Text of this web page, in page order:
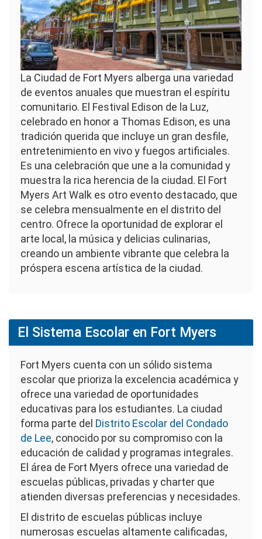
La Ciudad de Fort Myers alberga una variedad
de eventos anuales que muestran el espíritu
comunitario. El Festival Edison de la Luz,
celebrado en honor a Thomas Edison, es una
tradición querida que incluye un gran desfile,
entretenimiento en vivo y fuegos artificiales.
Es una celebración que une a la comunidad y
muestra la rica herencia de la ciudad. El Fort
Myers Art Walk es otro evento destacado, que
se celebra mensualmente en el distrito del
centro. Ofrece la oportunidad de explorar el
arte local, la música y delicias culinarias,
creando un ambiente vibrante que celebra la
próspera escena artística de la ciudad.
El Sistema Escolar en Fort Myers
Fort Myers cuenta con un sólido sistema
escolar que prioriza la excelencia académica y
ofrece una variedad de oportunidades
educativas para los estudiantes. La ciudad
forma parte del Distrito Escolar del Condado
de Lee, conocido por su compromiso con la
educación de calidad y programas integrales.
El área de Fort Myers ofrece una variedad de
escuelas públicas, privadas y charter que
atienden diversas preferencias y necesidades.
El distrito de escuelas públicas incluye
numerosas escuelas altamente calificadas,